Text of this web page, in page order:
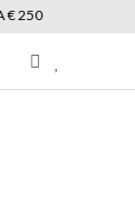
My